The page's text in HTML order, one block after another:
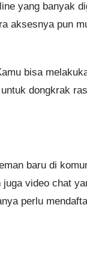
yang banyak
aksesnya pun
bisa
dongkrak
baru di
video chat
perlu